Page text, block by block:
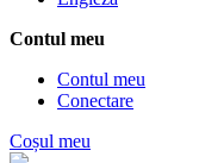
Contul meu
Contul meu
Conectare
Coșul meu